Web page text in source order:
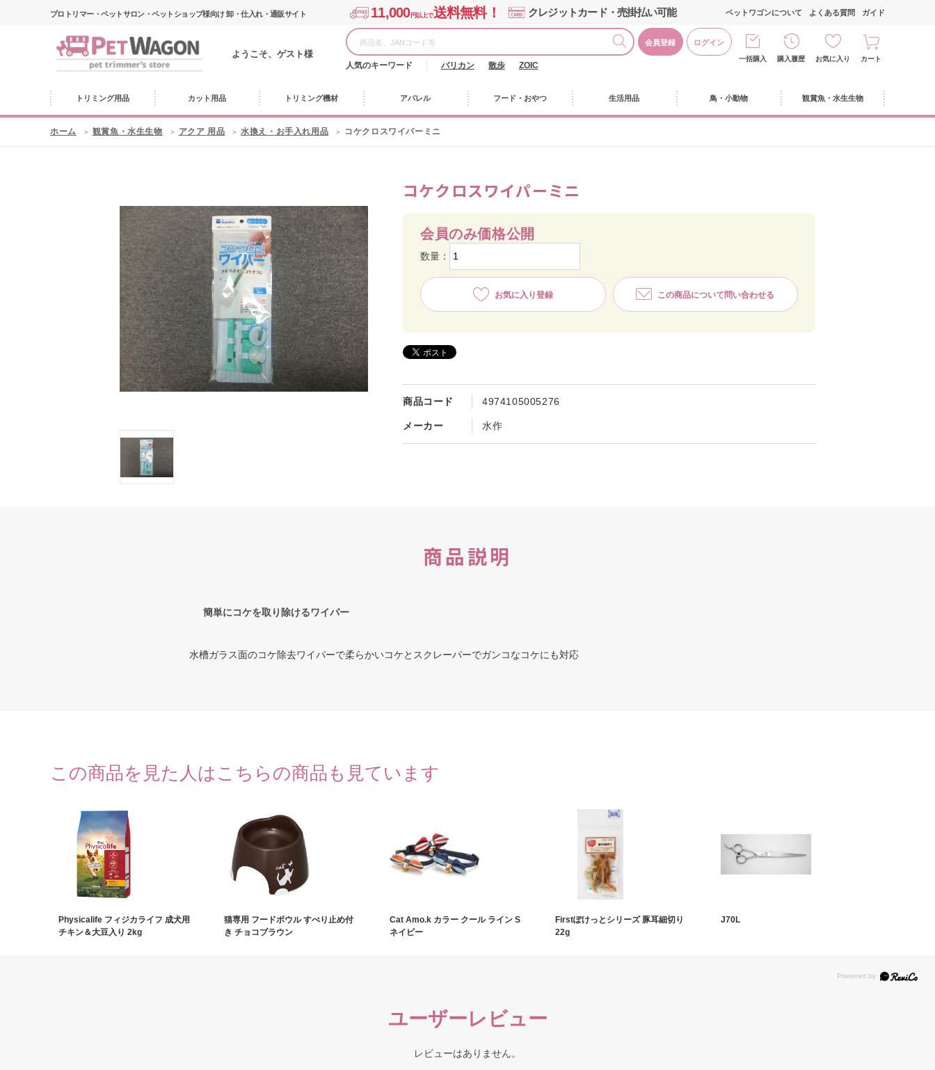
プロトリマー・ペットサロン・ペットショップ様向け 卸・仕入れ・通販サイト 11,000円以上で送料無料！ クレジットカード・売掛払い可能
ようこそ、ゲスト様
会員登録 ログイン
人気のキーワード バリカン 散歩 ZOIC
ペットワゴンについて よくある質問 ガイド
一括購入 購入履歴 お気に入り カート
トリミング用品 カット用品 トリミング機材 アパレル フード・おやつ 生活用品 鳥・小動物 観賞魚・水生生物
ホーム 観賞魚・水生生物 アクア 用品 水換え・お手入れ用品 コケクロスワイパーミニ
コケクロスワイパーミニ
商品コード 4974105005276
メーカー 水作
会員のみ価格公開
数量：
お気に入り登録 この商品について問い合わせる
商品説明
簡単にコケを取り除けるワイパー
水槽ガラス面のコケ除去ワイパーで柔らかいコケとスクレーパーでガンコなコケにも対応
この商品を見た人はこちらの商品も見ています
Physicalife フィジカライフ 成犬用
チキン＆大豆入り 2kg
猫専用 フードボウル すべり止め付
き チョコブラウン
Cat Amo.k カラー クール ライン S
ネイビー
Firstぽけっとシリーズ 豚耳細切り
22g
J70L
ユーザーレビュー
レビューはありません。